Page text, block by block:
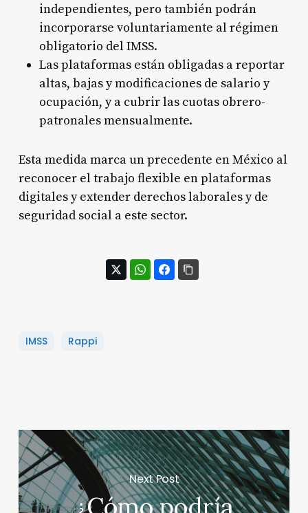
independientes, pero también podrán
incorporarse voluntariamente al régimen
obligatorio del IMSS.
Las plataformas están obligadas a reportar
altas, bajas y modificaciones de salario y
ocupación, y a cubrir las cuotas obrero-
patronales mensualmente.
Esta medida marca un precedente en México al
reconocer el trabajo flexible en plataformas
digitales y extender derechos laborales y de
seguridad social a este sector.
IMSS Rappi
Next Post